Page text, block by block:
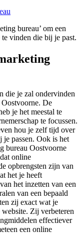
bureau’ om een
vinden die bij je past.
die je zal ondervinden
De
je het meestal te
te focussen.
hou je zelf tijd over
je passen. Ook is het
bureau Oostvoorne
online
opbrengsten zijn van
het je heeft
het inzetten van een
van een bepaald
zij exact wat je
Zij verbeteren
effectiever
een online